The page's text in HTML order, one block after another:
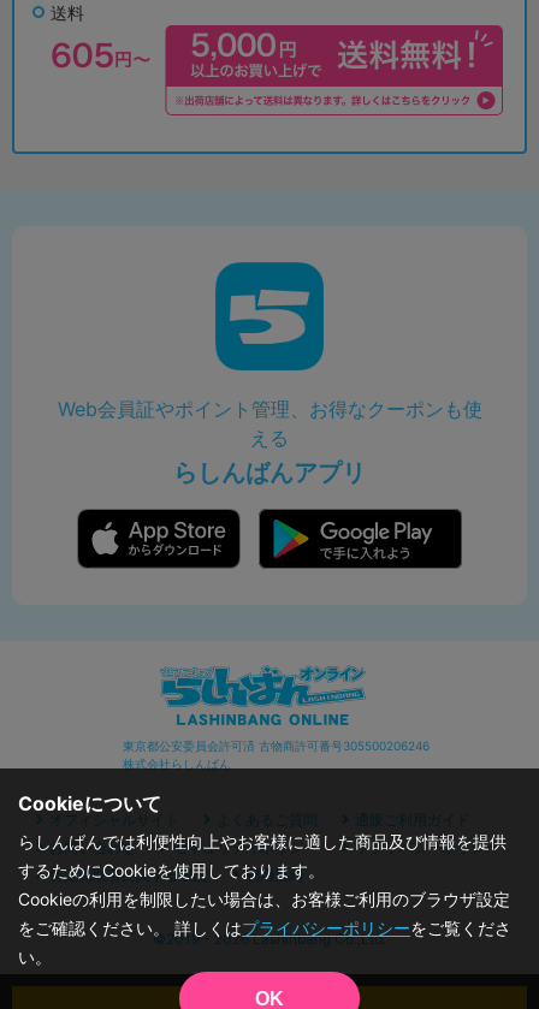
送料
Web会員証やポイント管理、お得なクーポンも使
える
らしんばんアプリ
東京都公安委員会許可済 古物商許可番号305500206246
株式会社らしんばん
オフィシャルサイト よくあるご質問
通販ご利用ガイド
お問い合わせ
セキュリティポリシー
プライバシーポリシー
特定商取引に関する表記
利用規約
©2019 - 2026 Lashinbang Co.,Ltd.
Cookieについて
らしんばんでは利便性向上やお客様に適した商品及び情報を提供
するためにCookieを使用しております。
Cookieの利用を制限したい場合は、お客様ご利用のブラウザ設定
をご確認ください。 詳しくはプライバシーポリシーをご覧くださ
い。
OK